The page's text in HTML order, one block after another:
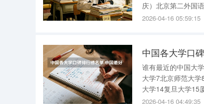
庆）北京第二外国
是比较早的外语院
2026-04-16 05:59:15
中国各大学口
谁有最近的中国大
大学7北京师范大
大学14复旦大学15
工业大学22南开大
2026-04-16 04:49:35